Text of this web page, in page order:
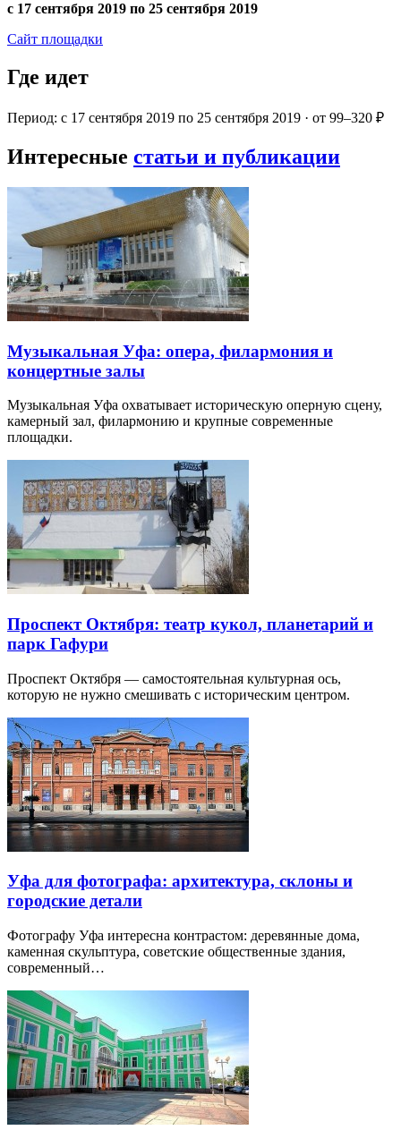
с 17 сентября 2019 по 25 сентября 2019
Сайт площадки
Где идет
Период: с 17 сентября 2019 по 25 сентября 2019 · от 99–320 ₽
Интересные статьи и публикации
Музыкальная Уфа: опера, филармония и
концертные залы
Музыкальная Уфа охватывает историческую оперную сцену,
камерный зал, филармонию и крупные современные
площадки.
Проспект Октября: театр кукол, планетарий и
парк Гафури
Проспект Октября — самостоятельная культурная ось,
которую не нужно смешивать с историческим центром.
Уфа для фотографа: архитектура, склоны и
городские детали
Фотографу Уфа интересна контрастом: деревянные дома,
каменная скульптура, советские общественные здания,
современный…